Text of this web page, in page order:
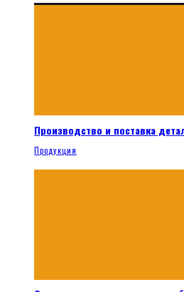
Производство и поставка
Продукция